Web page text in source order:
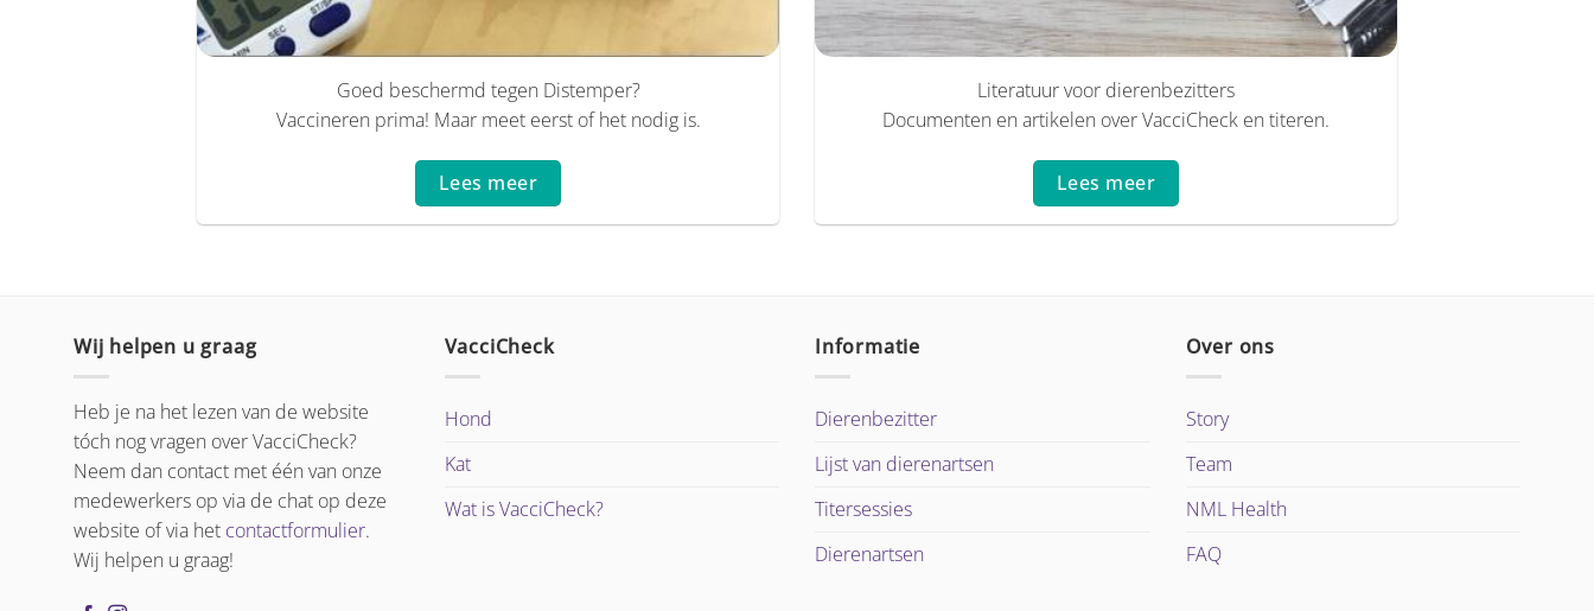
Goed beschermd tegen Distemper?
Vaccineren prima! Maar meet eerst of het nodig is.
Lees meer
Literatuur voor dierenbezitters
Documenten en artikelen over VacciCheck en titeren.
Lees meer
Wij helpen u graag
Heb je na het lezen van de website
tóch nog vragen over VacciCheck?
Neem dan contact met één van onze
medewerkers op via de chat op deze
website of via het contactformulier.
Wij helpen u graag!
VacciCheck
Hond
Kat
Wat is VacciCheck?
Informatie
Dierenbezitter
Lijst van dierenartsen
Titersessies
Dierenartsen
Over ons
Story
Team
NML Health
FAQ